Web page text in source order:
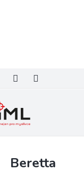
Beretta